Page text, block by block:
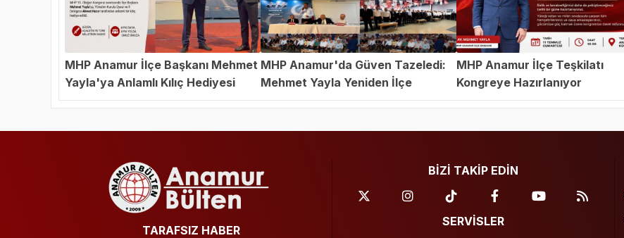
MHP Anamur İlçe Başkanı Mehmet
Yayla'ya Anlamlı Kılıç Hediyesi
MHP Anamur'da Güven Tazeledi:
Mehmet Yayla Yeniden İlçe
MHP Anamur İlçe Teşkilatı
Kongreye Hazırlanıyor
TARAFSIZ HABER
BİZİ TAKİP EDİN
SERVİSLER